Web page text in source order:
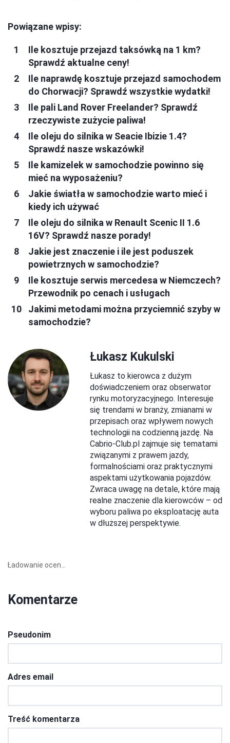
Powiązane wpisy:
Ile kosztuje przejazd taksówką na 1 km?
Sprawdź aktualne ceny!
Ile naprawdę kosztuje przejazd samochodem
do Chorwacji? Sprawdź wszystkie wydatki!
Ile pali Land Rover Freelander? Sprawdź
rzeczywiste zużycie paliwa!
Ile oleju do silnika w Seacie Ibizie 1.4?
Sprawdź nasze wskazówki!
Ile kamizelek w samochodzie powinno się
mieć na wyposażeniu?
Jakie światła w samochodzie warto mieć i
kiedy ich używać
Ile oleju do silnika w Renault Scenic II 1.6
16V? Sprawdź nasze porady!
Jakie jest znaczenie i ile jest poduszek
powietrznych w samochodzie?
Ile kosztuje serwis mercedesa w Niemczech?
Przewodnik po cenach i usługach
Jakimi metodami można przyciemnić szyby w
samochodzie?
Łukasz Kukulski
Łukasz to kierowca z dużym
doświadczeniem oraz obserwator
rynku motoryzacyjnego. Interesuje
się trendami w branży, zmianami w
przepisach oraz wpływem nowych
technologii na codzienną jazdę. Na
Cabrio-Club.pl zajmuje się tematami
związanymi z prawem jazdy,
formalnościami oraz praktycznymi
aspektami użytkowania pojazdów.
Zwraca uwagę na detale, które mają
realne znaczenie dla kierowców – od
wyboru paliwa po eksploatację auta
w dłuższej perspektywie.
Ładowanie ocen...
Komentarze
Pseudonim
Adres email
Treść komentarza